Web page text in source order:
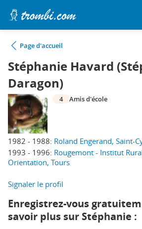
Page d'accueil
Stéphanie Havard
Daragon)
1982 - 1988: Roland Engerand, Saint-
1993 - 1996: Rougemont - Institut
Orientation, Tours
4 Amis d'école
Signaler le profil
Enregistrez-vous
savoir plus sur Stéphanie :